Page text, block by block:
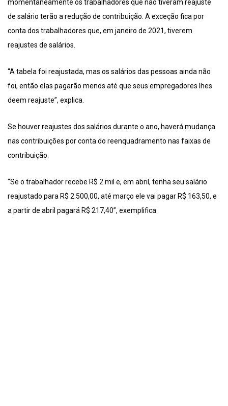
momentaneamente os trabalhadores que não tiveram reajuste
de salário terão a redução de contribuição. A exceção fica por
conta dos trabalhadores que, em janeiro de 2021, tiverem
reajustes de salários.
“A tabela foi reajustada, mas os salários das pessoas ainda não
foi, então elas pagarão menos até que seus empregadores lhes
deem reajuste”, explica.
Se houver reajustes dos salários durante o ano, haverá mudança
nas contribuições por conta do reenquadramento nas faixas de
contribuição.
“Se o trabalhador recebe R$ 2 mil e, em abril, tenha seu salário
reajustado para R$ 2.500,00, até março ele vai pagar R$ 163,50, e
a partir de abril pagará R$ 217,40”, exemplifica.